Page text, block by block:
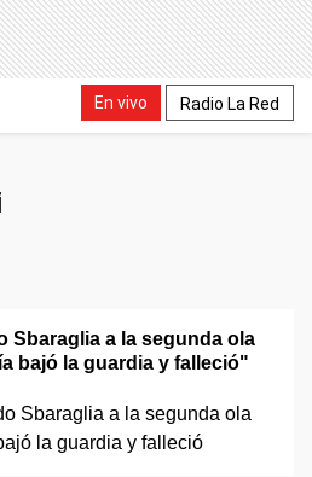
En vivo Radio La Red
Sbaraglia a la segunda ola
bajó la guardia y falleció"